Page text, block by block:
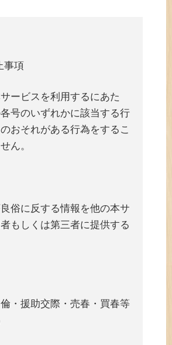
事項
ービスを利用するにあた
号のいずれかに該当する行
おそれがある行為をするこ
ん。
良俗に反する情報を他の本サ
もしくは第三者に提供する
倫・援助交際・売春・買春等